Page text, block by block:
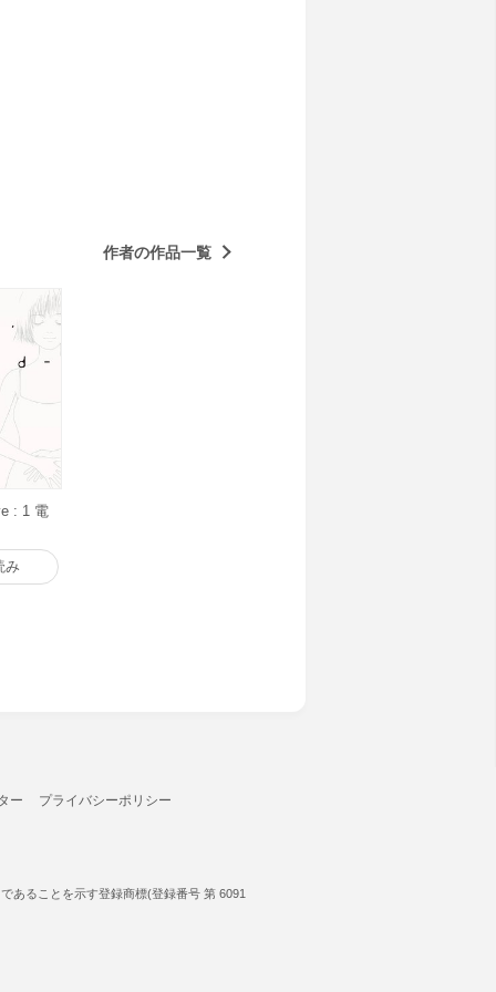
作者の作品一覧
: 1 電
み
ー プライバシーポリシー
あることを示す登録商標(登録番号 第 6091